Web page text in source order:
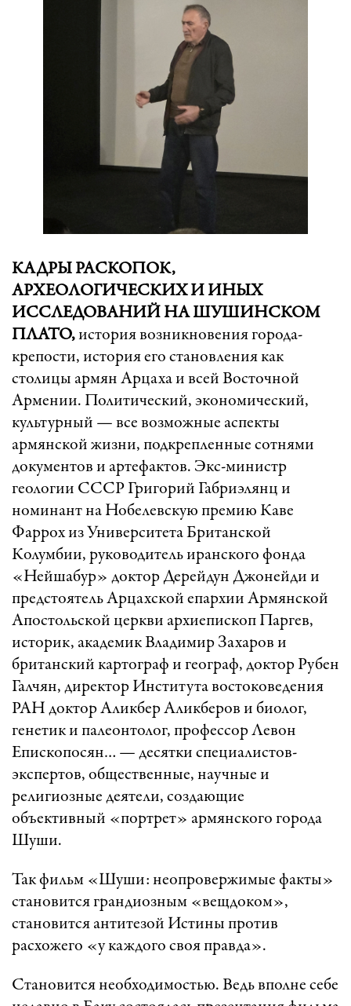
КАДРЫ РАСКОПОК,
АРХЕОЛОГИЧЕСКИХ И ИНЫХ
ИССЛЕДОВАНИЙ НА ШУШИНСКОМ
ПЛАТО,история возникновения города-
крепости, история его становления как
столицы армян Арцаха и всей Восточной
Армении. Политический, экономический,
культурный — все возможные аспекты
армянской жизни, подкрепленные сотнями
документов и артефактов. Экс-министр
геологии СССР Григорий Габриэлянц и
номинант на Нобелевскую премию Каве
Фаррох из Университета Британской
Колумбии, руководитель иранского фонда
«Нейшабур» доктор Дерейдун Джонейди и
предстоятель Арцахской епархии Армянской
Апостольской церкви архиепископ Паргев,
историк, академик Владимир Захаров и
британский картограф и географ, доктор Рубен
Галчян, директор Института востоковедения
РАН доктор Аликбер Аликберов и биолог,
генетик и палеонтолог, профессор Левон
Епископосян… — десятки специалистов-
экспертов, общественные, научные и
религиозные деятели, создающие
объективный «портрет» армянского города
Шуши.
Так фильм «Шуши: неопровержимые факты»
становится грандиозным «вещдоком»,
становится антитезой Истины против
расхожего «у каждого своя правда».
Становится необходимостью. Ведь вполне себе